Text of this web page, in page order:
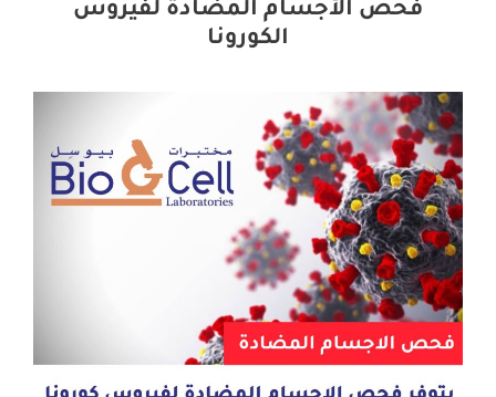
فحص الأجسام المضادة لفيروس
الكورونا